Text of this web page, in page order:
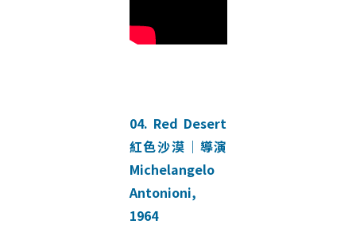
04. Red Desert
紅色沙漠｜導演
Michelangelo
Antonioni,
1964